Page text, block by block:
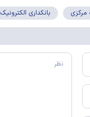
مرکزی بانکداری الکترونیک